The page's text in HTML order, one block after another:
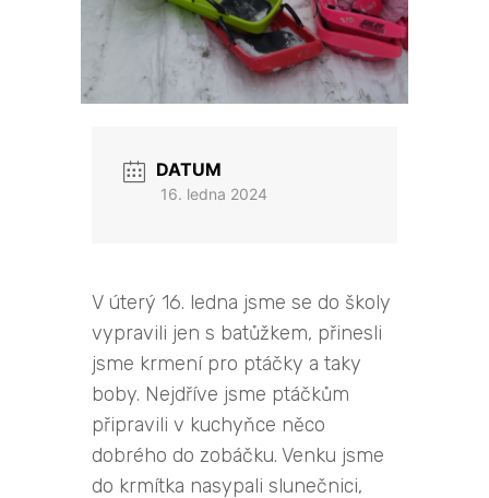
DATUM
16. ledna 2024
V úterý 16. ledna jsme se do školy
vypravili jen s batůžkem, přinesli
jsme krmení pro ptáčky a taky
boby. Nejdříve jsme ptáčkům
připravili v kuchyňce něco
dobrého do zobáčku. Venku jsme
do krmítka nasypali slunečnici,